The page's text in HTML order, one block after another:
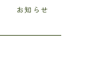
お知らせ